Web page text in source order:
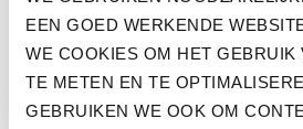
EEN GOED WERKENDE
WE COOKIES OM HET GEBRUIK
TE METEN EN TE
GEBRUIKEN WE OOK OM
BEFRANK BIJ AAN
DUURZAME